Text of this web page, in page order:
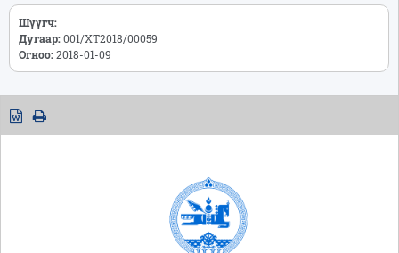
Шүүгч:
Дугаар:001/ХТ2018/00059
Огноо:2018-01-09